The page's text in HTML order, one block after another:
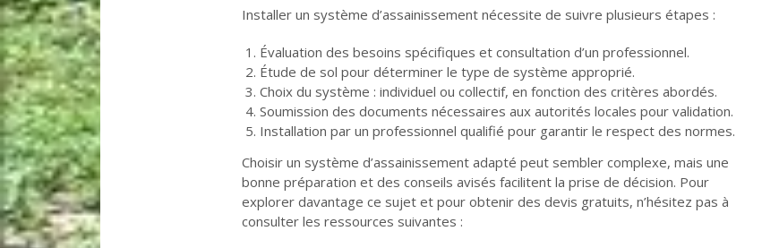
Installer un système d’assainissement nécessite de suivre plusieurs étapes :
Évaluation des besoins spécifiques et consultation d’un professionnel.
Étude de sol pour déterminer le type de système approprié.
Choix du système : individuel ou collectif, en fonction des critères abordés.
Soumission des documents nécessaires aux autorités locales pour validation.
Installation par un professionnel qualifié pour garantir le respect des normes.
Choisir un système d’assainissement adapté peut sembler complexe, mais une
bonne préparation et des conseils avisés facilitent la prise de décision. Pour
explorer davantage ce sujet et pour obtenir des devis gratuits, n’hésitez pas à
consulter les ressources suivantes :